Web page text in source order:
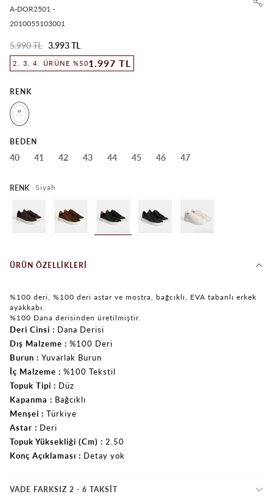
A-DOR2501 -
2010055103001
5.990 TL 3.993 TL
2. 3. 4. ÜRÜNE %501.997 TL
RENK
BEDEN
40 41 42 43 44 45 46 47
RENK Siyah
ÜRÜN ÖZELLIKLERI
%100 deri, %100 deri astar ve mostra, bağcıklı, EVA tabanlı erkek
ayakkabı.
%100 Dana derisinden üretilmiştir.
Deri Cinsi
Dana Derisi
Dış Malzeme
%100 Deri
Burun
Yuvarlak Burun
İç Malzeme
%100 Tekstil
Topuk Tipi
Düz
Kapanma
Bağcıklı
Menşei
Türkiye
Astar
Deri
Topuk Yüksekliği (Cm)
2.50
Konç Açıklaması
Detay yok
VADE FARKSIZ 2 - 6 TAKSIT